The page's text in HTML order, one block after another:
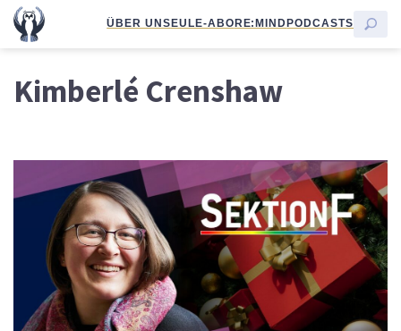
ÜBER UNSEULE-ABORE:MINDPODCASTS
Kimberlé Crenshaw